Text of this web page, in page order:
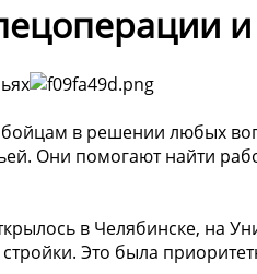
в решении любых
Они помогают найти
в Челябинске, на
Это была